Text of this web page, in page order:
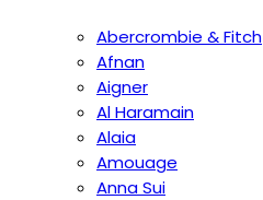
Abercrombie & Fitch
Afnan
Aigner
Al Haramain
Alaia
Amouage
Anna Sui